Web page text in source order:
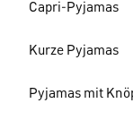
Capri-Pyjamas
Kurze Pyjamas
Pyjamas mit